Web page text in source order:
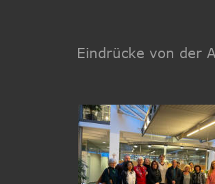
Eindrücke von der